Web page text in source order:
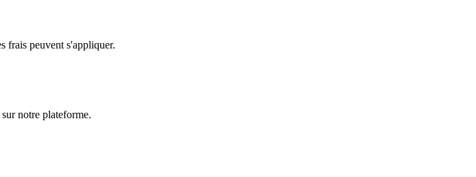
frais peuvent s'appliquer.
notre plateforme.